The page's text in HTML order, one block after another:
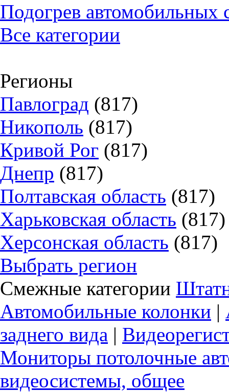
Подогрев автомобильных
Все категории
Регионы
Павлоград (817)
Никополь (817)
Кривой Рог (817)
Днепр (817)
Полтавская область (817)
Харьковская область (817)
Херсонская область (817)
Выбрать регион
Смежные категории
Автомобильные колонки |
заднего вида |
Мониторы потолочные
видеосистемы, общее